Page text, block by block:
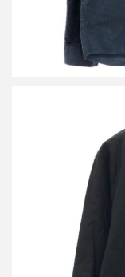
ストーンアイランド